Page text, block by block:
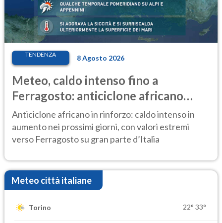
TENDENZA 8 Agosto 2026
Meteo, caldo intenso fino a
Ferragosto: anticiclone africano
ancora protagonista
Anticiclone africano in rinforzo: caldo intenso in
aumento nei prossimi giorni, con valori estremi
verso Ferragosto su gran parte d’Italia
Meteo città italiane
Torino 22° 33°